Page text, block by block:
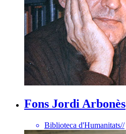
Fons Jordi Arbonès
Biblioteca d'Humanitats//